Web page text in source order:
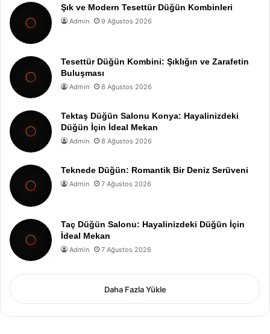
Şık ve Modern Tesettür Düğün Kombinleri
Admin 9 Ağustos 2026
Tesettür Düğün Kombini: Şıklığın ve Zarafetin
Buluşması
Admin 8 Ağustos 2026
Tektaş Düğün Salonu Konya: Hayalinizdeki
Düğün İçin İdeal Mekan
Admin 8 Ağustos 2026
Teknede Düğün: Romantik Bir Deniz Serüveni
Admin 7 Ağustos 2026
Taç Düğün Salonu: Hayalinizdeki Düğün İçin
İdeal Mekan
Admin 7 Ağustos 2026
Daha Fazla Yükle